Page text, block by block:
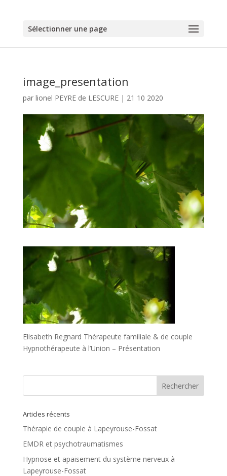
Sélectionner une page
image_presentation
par lionel PEYRE de LESCURE| 21 10 2020
Elisabeth Regnard Thérapeute familiale & de couple
Hypnothérapeute à l’Union – Présentation
Articles récents
Thérapie de couple à Lapeyrouse-Fossat
EMDR et psychotraumatismes
Hypnose et apaisement du système nerveux à
Lapeyrouse-Fossat